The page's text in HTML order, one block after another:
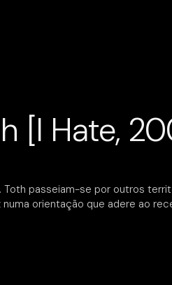
[I Hate,
Toth passeiam-se por outros
orientação que adere ao